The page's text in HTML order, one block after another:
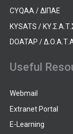
CYQAA / ΔΙΠΑΕ
KYSATS /
DOATAP /
Useful
Webmail
Extranet Portal
E-Learning